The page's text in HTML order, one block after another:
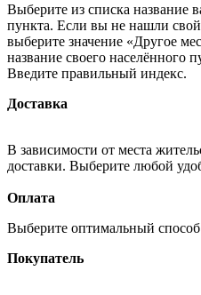
Выберите из списка название
пункта. Если вы не нашли
выберите значение «Другое
название своего населённого
Введите правильный индекс.
Доставка
В зависимости от места
доставки. Выберите любой
Оплата
Выберите оптимальный
Покупатель